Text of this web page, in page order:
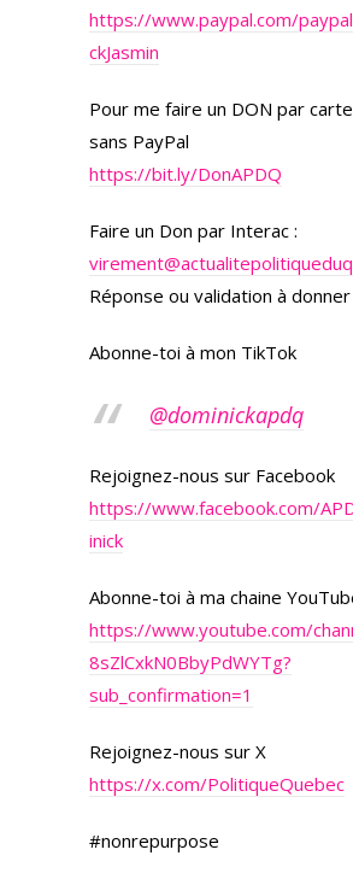
https://www.paypal.com/
ckJasmin
Pour me faire un DON par
sans PayPal
https://bit.ly/DonAPDQ
Faire un Don par Interac :
Réponse ou validation à
Abonne-toi à mon TikTok
@dominickapdq
Rejoignez-nous sur Facebook
https://www.facebook.com/
inick
Abonne-toi à ma chaine
https://www.youtube.com/
8sZlCxkN0BbyPdWYTg?
sub_confirmation=1
Rejoignez-nous sur X
https://x.com/PolitiqueQuebec
#nonrepurpose